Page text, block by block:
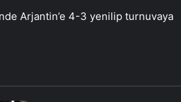
Arjantin’e 4-3 yenilip turnuvaya